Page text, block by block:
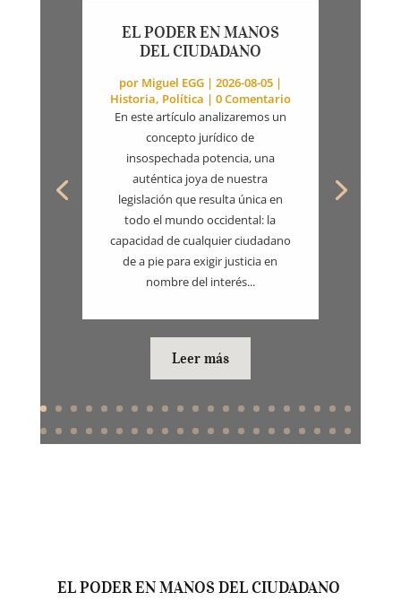
EL PODER EN MANOS
DEL CIUDADANO
por Miguel EGG| 2026-08-05|
Historia, Política | 0 Comentario
En este artículo analizaremos un
concepto jurídico de
insospechada potencia, una
auténtica joya de nuestra
legislación que resulta única en
todo el mundo occidental: la
capacidad de cualquier ciudadano
de a pie para exigir justicia en
nombre del interés...
Leer más
EL PODER EN MANOS DEL CIUDADANO